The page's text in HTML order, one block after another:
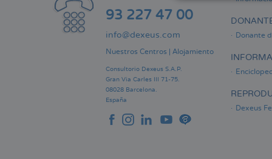
93 227 47 00
info@dexeus.com
Nuestros Centros Alojamiento
Consultorio Dexeus S.A.P.
Gran Via Carles III 71-75.
08028 Barcelona.
España
Donante
Dexeus